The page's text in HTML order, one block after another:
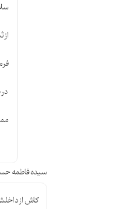
سیده فاطمه
کاش از